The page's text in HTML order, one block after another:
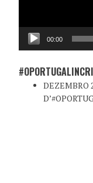
00:00
DEZEMBRO